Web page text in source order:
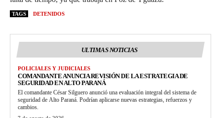
TAGS DETENIDOS
ULTIMAS NOTICIAS
POLICIALES Y JUDICIALES
COMANDANTE ANUNCIA REVISIÓN DE LA ESTRATEGIA DE
SEGURIDAD EN ALTO PARANÁ
El comandante César Silguero anunció una evaluación integral del sistema de
seguridad de Alto Paraná. Podrían aplicarse nuevas estrategias, refuerzos y
cambios.